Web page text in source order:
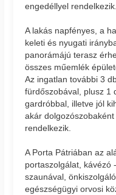
engedéllyel rendelkezik.
A lakás napfényes, a
keleti és nyugati
panorámájú terasz
összes műemlék
Az ingatlan további 3
fürdőszobával, plusz 1
gardróbbal, illetve jól
akár
rendelkezik.
A Porta Pátriában az
portaszolgálat, kávézó
szaunával,
egészségügyi orvosi